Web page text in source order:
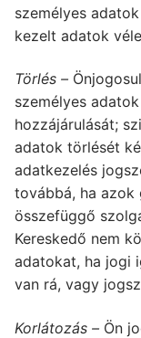
személyes
kezelt adatok
Törlés –
személyes
hozzájárulását;
adatok törlését
adatkezelés
továbbá, ha azok
összefüggő
Kereskedő nem
adatokat, ha jogi
van rá, vagy
Korlátozás – Ön